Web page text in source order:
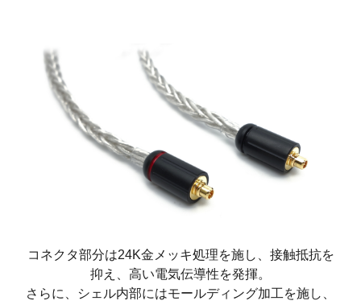
コネクタ部分は24K金メッキ処理を施し、接触抵抗を
抑え、高い電気伝導性を発揮。
さらに、シェル内部にはモールディング加工を施し、